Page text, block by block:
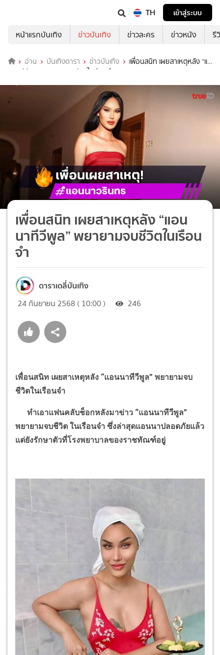
TH
เข้าสู่ระบบ
หน้าแรกบันเทิง
ข่าวบันเทิง ข่าวละคร ข่าวหนัง รี
อ่าน บันเทิงดารา ข่าวบันเทิง
เพื่อนสนิท เผยสาเหตุหลัง “แอ
นนาทีวีพูล” พยายามจบชีวิตในเรือนจำ
เพื่อนสนิท เผยสาเหตุหลัง “แอน
นาทีวีพูล” พยายามจบชีวิตในเรือน
จำ
ดาราเดลี่บันเทิง
24 กันยายน 2568 ( 10:00 ) 246
เพื่อนสนิท เผยสาเหตุหลัง “แอนนาทีวีพูล” พยายามจบ
ชีวิตในเรือนจำ
ทำเอาแฟนคลับช็อกหลังมาข่าว “แอนนาทีวีพูล”
พยายามจบชีวิต ในเรือนจำ ซึ่งล่าสุดแอนนาปลอดภัยแล้ว
แต่ยังรักษาตัวที่โรงพยาบาลของราชทัณฑ์อยู่